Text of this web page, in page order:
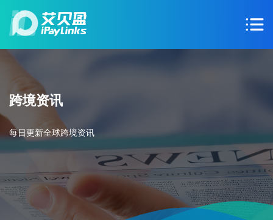
跨境资讯
每日更新全球跨境资讯